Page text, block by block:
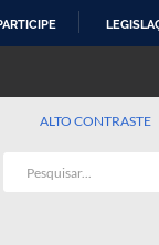
ALTO CONTRASTE